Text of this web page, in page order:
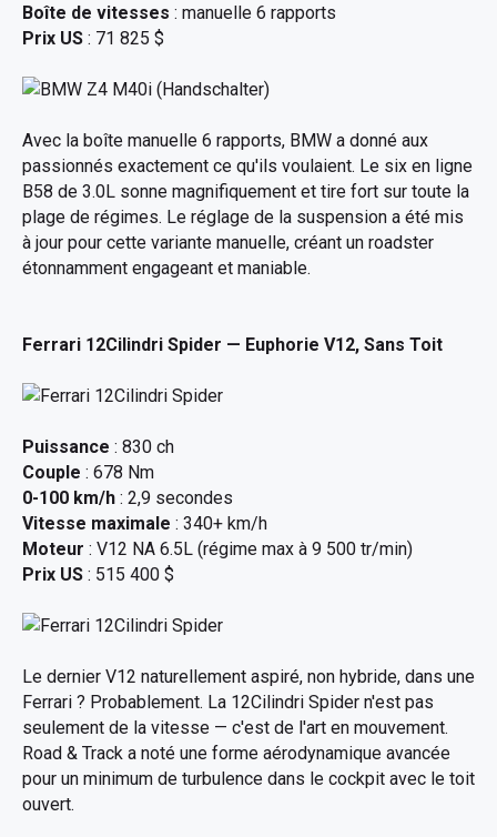
Boîte de vitesses : manuelle 6 rapports
Prix US : 71 825 $
Avec la boîte manuelle 6 rapports, BMW a donné aux
passionnés exactement ce qu'ils voulaient. Le six en ligne
B58 de 3.0L sonne magnifiquement et tire fort sur toute la
plage de régimes. Le réglage de la suspension a été mis
à jour pour cette variante manuelle, créant un roadster
étonnamment engageant et maniable.
Ferrari 12Cilindri Spider — Euphorie V12, Sans Toit
Puissance : 830 ch
Couple : 678 Nm
0-100 km/h : 2,9 secondes
Vitesse maximale : 340+ km/h
Moteur : V12 NA 6.5L (régime max à 9 500 tr/min)
Prix US : 515 400 $
Le dernier V12 naturellement aspiré, non hybride, dans une
Ferrari ? Probablement. La 12Cilindri Spider n'est pas
seulement de la vitesse — c'est de l'art en mouvement.
Road & Track a noté une forme aérodynamique avancée
pour un minimum de turbulence dans le cockpit avec le toit
ouvert.